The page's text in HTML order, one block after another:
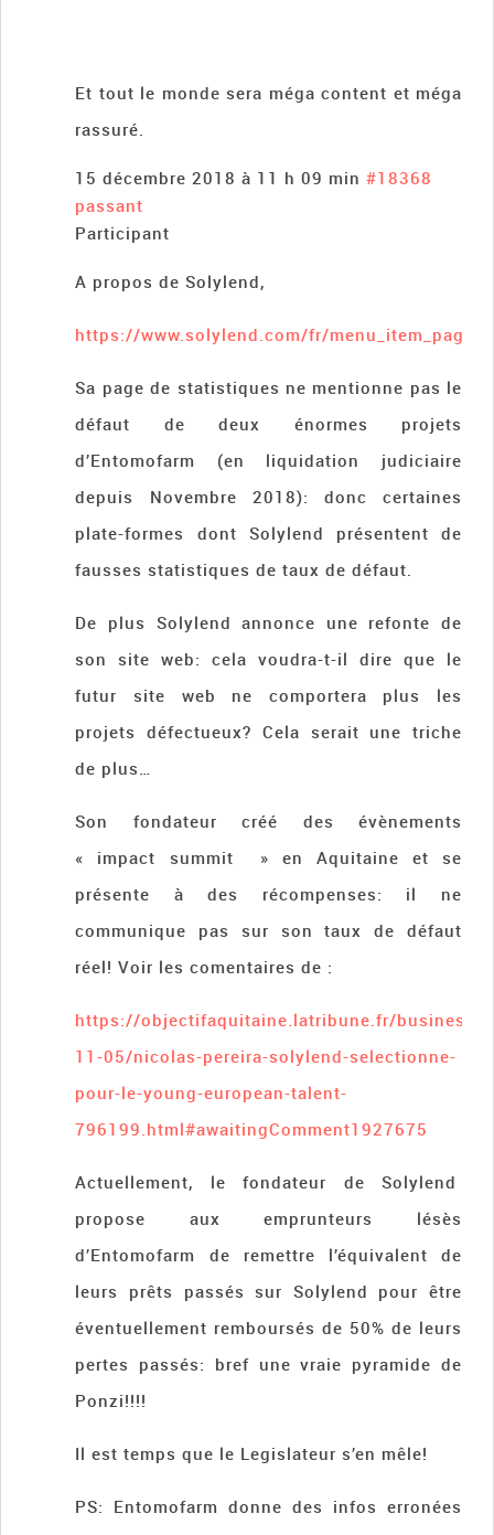
Et tout le monde sera méga content et méga
rassuré.
15 décembre 2018 à 11 h 09 min #18368
passant
Participant
A propos de Solylend,
https://www.solylend.com/fr/
Sa page de statistiques ne mentionne pas le
défaut de deux énormes projets
d’Entomofarm (en liquidation judiciaire
depuis Novembre 2018): donc certaines
plate-formes dont Solylend présentent de
fausses statistiques de taux de défaut.
De plus Solylend annonce une refonte de
son site web: cela voudra-t-il dire que le
futur site web ne comportera plus les
projets défectueux? Cela serait une triche
de plus…
Son fondateur créé des évènements
« impact summit » en Aquitaine et se
présente à des récompenses: il ne
communique pas sur son taux de défaut
réel! Voir les comentaires de :
https://objectifaquitaine.latribune.fr/business/
11-05/nicolas-pereira-solylend-selectionne-
pour-le-young-european-talent-
796199.html#awaitingComment1927675
Actuellement, le fondateur de Solylend
propose aux emprunteurs lésès
d’Entomofarm de remettre l’équivalent de
leurs prêts passés sur Solylend pour être
éventuellement remboursés de 50% de leurs
pertes passés: bref une vraie pyramide de
Ponzi!!!!
Il est temps que le Legislateur s’en mêle!
PS: Entomofarm donne des infos erronées